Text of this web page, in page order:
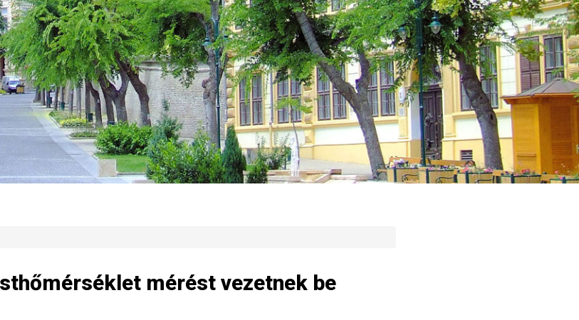
mérést vezetnek be